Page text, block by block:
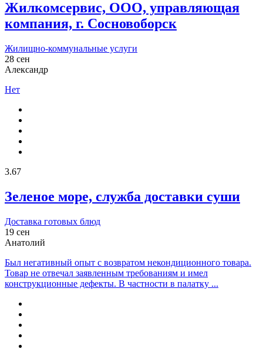
Жилкомсервис, ООО, управляющая
компания, г. Сосновоборск
Жилищно-коммунальные услуги
28 сен
Александр
Нет
3.67
Зеленое море, служба доставки суши
Доставка готовых блюд
19 сен
Анатолий
Был негативный опыт с возвратом некондиционного товара.
Товар не отвечал заявленным требованиям и имел
конструкционные дефекты. В частности в палатку ...